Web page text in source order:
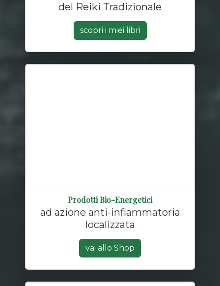
del Reiki Tradizionale
scopri i miei libri
Prodotti Bio-Energetici
ad azione anti-infiammatoria
localizzata
vai allo Shop